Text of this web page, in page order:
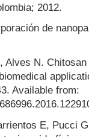
2012.
de
Alves N.
Available from:
E, Pucci